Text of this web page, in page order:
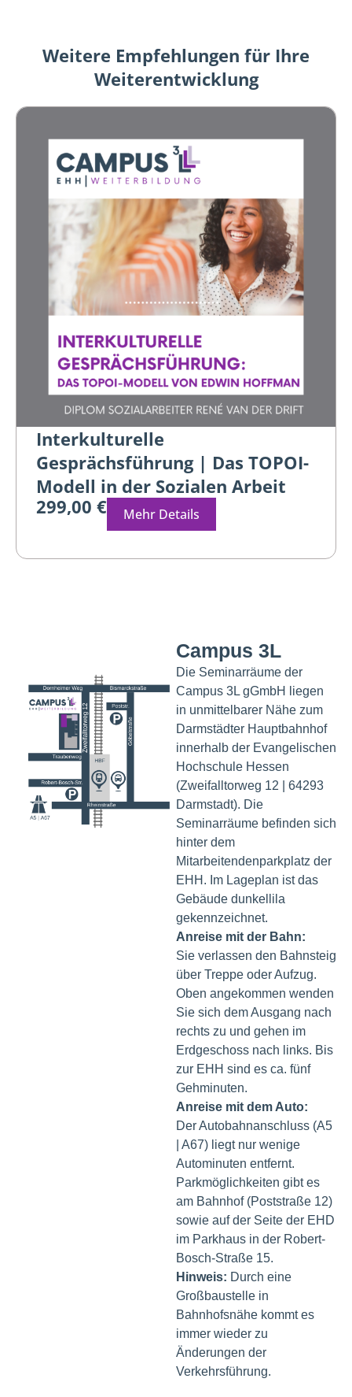
Weitere Empfehlungen für Ihre
Weiterentwicklung
Interkulturelle
Gesprächsführung | Das TOPOI-
Modell in der Sozialen Arbeit
299,00 €
Mehr Details
Campus 3L
Die Seminarräume der
Campus 3L gGmbH liegen
in unmittelbarer Nähe zum
Darmstädter Hauptbahnhof
innerhalb der Evangelischen
Hochschule Hessen
(Zweifalltorweg 12 | 64293
Darmstadt). Die
Seminarräume befinden sich
hinter dem
Mitarbeitendenparkplatz der
EHH. Im Lageplan ist das
Gebäude dunkellila
gekennzeichnet.
Anreise mit der Bahn:
Sie verlassen den Bahnsteig
über Treppe oder Aufzug.
Oben angekommen wenden
Sie sich dem Ausgang nach
rechts zu und gehen im
Erdgeschoss nach links. Bis
zur EHH sind es ca. fünf
Gehminuten.
Anreise mit dem Auto:
Der Autobahnanschluss (A5
| A67) liegt nur wenige
Autominuten entfernt.
Parkmöglichkeiten gibt es
am Bahnhof (Poststraße 12)
sowie auf der Seite der EHD
im Parkhaus in der Robert-
Bosch-Straße 15.
Hinweis: Durch eine
Großbaustelle in
Bahnhofsnähe kommt es
immer wieder zu
Änderungen der
Verkehrsführung.